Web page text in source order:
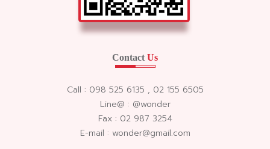
Contact Us
Call : 098 525 6135 , 02 155 6505
Line@ : @wonder
Fax : 02 987 3254
E-mail : wonder@gmail.com